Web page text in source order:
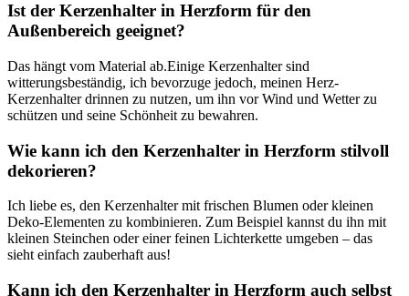
Ist der Kerzenhalter in Herzform⁤ für den
⁣Außenbereich geeignet?
Das hängt ​vom Material‌ ab.Einige Kerzenhalter sind
witterungsbeständig,⁢ ich bevorzuge ⁤jedoch, meinen Herz-
Kerzenhalter drinnen‌ zu nutzen, um ihn vor Wind und Wetter ⁣zu
schützen und‌ seine Schönheit zu bewahren.
Wie kann ich den Kerzenhalter in ​Herzform stilvoll
dekorieren?
Ich liebe es, den ⁢Kerzenhalter mit frischen Blumen oder kleinen
Deko-Elementen​ zu kombinieren. Zum​ Beispiel kannst‌ du ihn mit
kleinen Steinchen oder einer feinen Lichterkette umgeben – das
sieht‌ einfach ‌zauberhaft aus!
Kann ich den Kerzenhalter in Herzform auch selbst